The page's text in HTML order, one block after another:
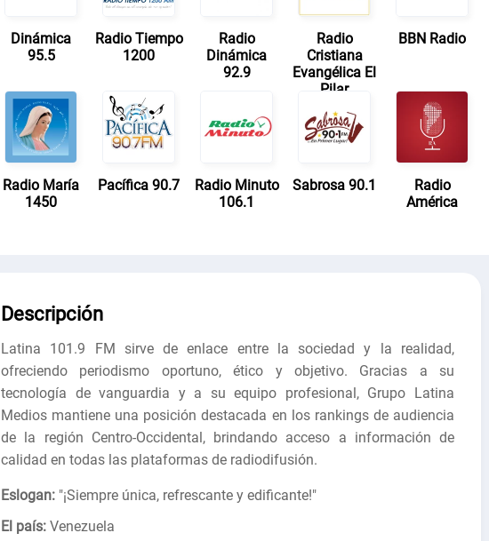
Dinámica
95.5
Radio Tiempo
1200
Radio
Dinámica
92.9
Radio
Cristiana
Evangélica El
Pilar
BBN Radio
Radio María
1450
Pacífica 90.7
Radio Minuto
106.1
Sabrosa 90.1
Radio
América
Descripción
Latina 101.9 FM sirve de enlace entre la sociedad y la realidad,
ofreciendo periodismo oportuno, ético y objetivo. Gracias a su
tecnología de vanguardia y a su equipo profesional, Grupo Latina
Medios mantiene una posición destacada en los rankings de audiencia
de la región Centro-Occidental, brindando acceso a información de
calidad en todas las plataformas de radiodifusión.
Eslogan: "¡Siempre única, refrescante y edificante!"
El país: Venezuela